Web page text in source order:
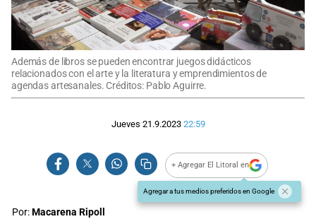
Además de libros se pueden encontrar juegos didácticos
relacionados con el arte y la literatura y emprendimientos de
agendas artesanales. Créditos: Pablo Aguirre.
Jueves 21.9.2023 22:59
+ Agregar El Litoral en
Agregar a tus medios preferidos en Google
Por:Macarena Ripoll